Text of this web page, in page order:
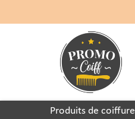
Produits de coiffure